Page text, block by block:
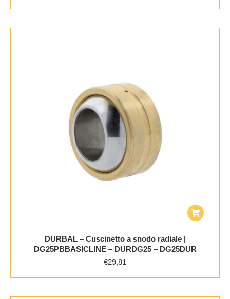
DURBAL – Cuscinetto a snodo radiale |
DG25PBBASICLINE – DURDG25 – DG25DUR
€29,81